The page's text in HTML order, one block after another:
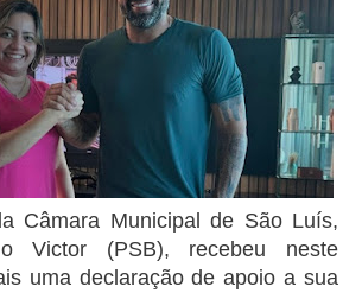
Câmara Municipal de São Luís,
Victor (PSB), recebeu neste
uma declaração de apoio a sua